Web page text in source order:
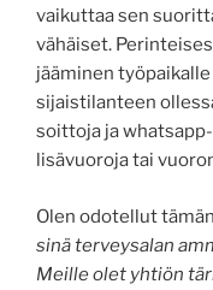
vaikuttaa sen
vähäiset.
jääminen
sijaistilanteen
soittoja ja
lisävuoroja tai
Olen odotellut
sinä terveysalan
Meille olet yhtiön